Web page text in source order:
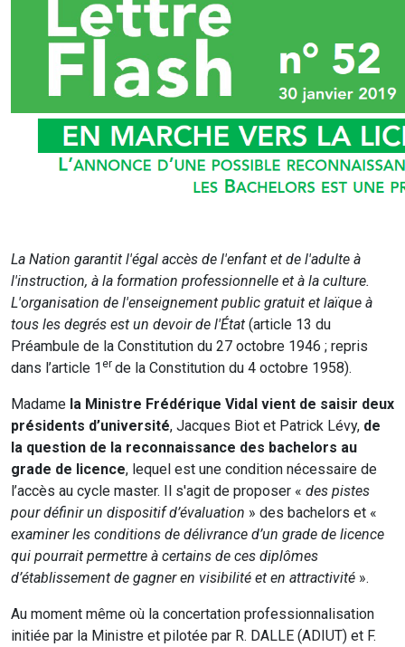
La Nation garantit l'égal accès de l'enfant et de l'adulte à
l'instruction, à la formation professionnelle et à la culture.
L'organisation de l'enseignement public gratuit et laïque à
tous les degrés est un devoir de l'État (article 13 du
Préambule de la Constitution du 27 octobre 1946 ; repris
dans l’article 1 er de la Constitution du 4 octobre 1958).
Madame la Ministre Frédérique Vidal vient de saisir deux
présidents d’université, Jacques Biot et Patrick Lévy, de
la question de la reconnaissance des bachelors au
grade de licence, lequel est une condition nécessaire de
l’accès au cycle master. Il s'agit de proposer « des pistes
pour définir un dispositif d’évaluation » des bachelors et «
examiner les conditions de délivrance d’un grade de licence
qui pourrait permettre à certains de ces diplômes
d’établissement de gagner en visibilité et en attractivité ».
Au moment même où la concertation professionnalisation
initiée par la Ministre et pilotée par R. DALLE (ADIUT) et F.